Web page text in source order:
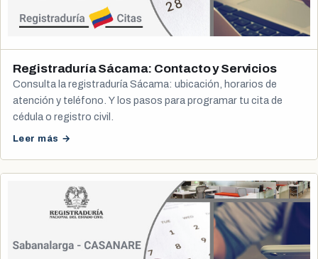
Registraduría Sácama: Contacto y Servicios
Consulta la registraduría Sácama: ubicación, horarios de
atención y teléfono. Y los pasos para programar tu cita de
cédula o registro civil.
Leer más →